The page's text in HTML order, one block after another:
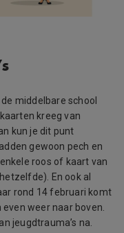
middelbare school
kreeg van
kun je dit punt
gewoon pech en
roos of kaart van
En ook al
rond 14 februari komt
weer naar boven.
jeugdtrauma’s na.